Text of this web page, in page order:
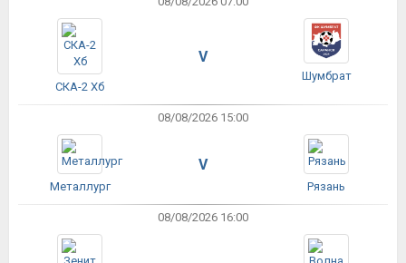
СКА-2 Хб
V
Шумбрат
08/08/2026 15:00
Металлург
V
Рязань
08/08/2026 16:00